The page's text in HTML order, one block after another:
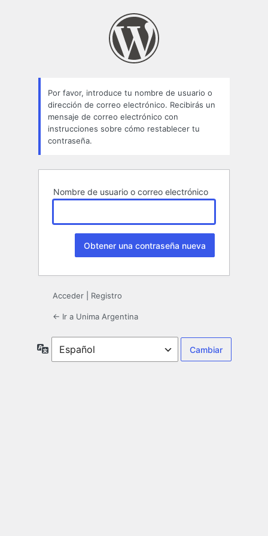
Por favor, introduce tu nombre de usuario o
dirección de correo electrónico. Recibirás un
mensaje de correo electrónico con
instrucciones sobre cómo restablecer tu
contraseña.
Nombre de usuario o correo electrónico
Acceder Registro
← Ir a Unima Argentina
Idioma